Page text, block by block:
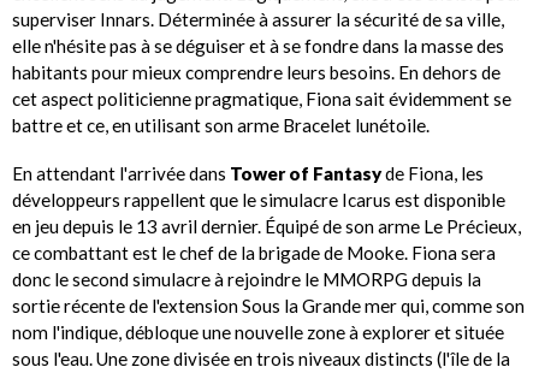
superviser Innars. Déterminée à assurer la sécurité de sa ville,
elle n'hésite pas à se déguiser et à se fondre dans la masse des
habitants pour mieux comprendre leurs besoins. En dehors de
cet aspect politicienne pragmatique, Fiona sait évidemment se
battre et ce, en utilisant son arme Bracelet lunétoile.
En attendant l'arrivée dans Tower of Fantasyde Fiona, les
développeurs rappellent que le simulacre Icarus est disponible
en jeu depuis le 13 avril dernier. Équipé de son arme Le Précieux,
ce combattant est le chef de la brigade de Mooke. Fiona sera
donc le second simulacre à rejoindre le MMORPG depuis la
sortie récente de l'extension Sous la Grande mer qui, comme son
nom l'indique, débloque une nouvelle zone à explorer et située
sous l'eau. Une zone divisée en trois niveaux distincts (l'île de la